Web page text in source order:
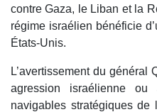
contre Gaza, le Liban et la
régime israélien bénéficie
États-Unis.
L’avertissement du
agression israélienne
navigables stratégiques de